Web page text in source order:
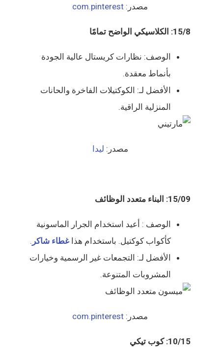
مصدر: com.pinterest
15/8: الكلاسيكي الواضح تمامًا
الوصف: نظارات كريستال عالية الجودة
بأنماط معقدة.
الأفضل لـ: الكوكتيلات الفاخرة والحانات
المنزلية الراقية.
مصدر: ليدا
15/09: البناء متعدد الوظائف
الوصف : أعيد استخدام الجرار الماسونية
كأكواب كوكتيل. باستخدام هذا غطاء شاكر .
الأفضل لـ: التجمعات غير الرسمية وخيارات
المشروبات المتنوعة.
مصدر: com.pinterest
10/15: كوب تيكي